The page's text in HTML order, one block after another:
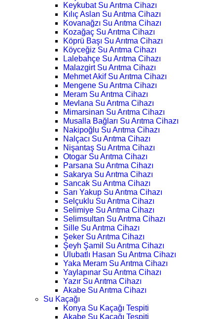
Keykubat Su Arıtma Cihazı
Kılıç Aslan Su Arıtma Cihazı
Kovanağzı Su Arıtma Cihazı
Kozağaç Su Arıtma Cihazı
Köprü Başı Su Arıtma Cihazı
Köyceğiz Su Arıtma Cihazı
Lalebahçe Su Arıtma Cihazı
Malazgirt Su Arıtma Cihazı
Mehmet Akif Su Arıtma Cihazı
Mengene Su Arıtma Cihazı
Meram Su Arıtma Cihazı
Mevlana Su Arıtma Cihazı
Mimarsinan Su Arıtma Cihazı
Musalla Bağları Su Arıtma Cihazı
Nakipoğlu Su Arıtma Cihazı
Nalçacı Su Arıtma Cihazı
Nişantaş Su Arıtma Cihazı
Otogar Su Arıtma Cihazı
Parsana Su Arıtma Cihazı
Sakarya Su Arıtma Cihazı
Sancak Su Arıtma Cihazı
Sarı Yakup Su Arıtma Cihazı
Selçuklu Su Arıtma Cihazı
Selimiye Su Arıtma Cihazı
Selimsultan Su Arıtma Cihazı
Sille Su Arıtma Cihazı
Şeker Su Arıtma Cihazı
Şeyh Şamil Su Arıtma Cihazı
Ulubatlı Hasan Su Arıtma Cihazı
Yaka Meram Su Arıtma Cihazı
Yaylapınar Su Arıtma Cihazı
Yazır Su Arıtma Cihazı
Akabe Su Arıtma Cihazı
Su Kaçağı
Konya Su Kaçağı Tespiti
Akabe Su Kaçağı Tespiti